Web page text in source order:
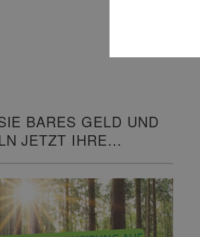
BARES GELD UND
JETZT IHRE